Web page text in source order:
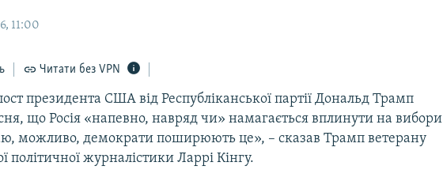
11:00
Читати без VPN
президента США від Республіканської партії Дональд Трамп
що Росія «напевно, навряд чи» намагається вплинути на вибори
можливо, демократи поширюють це», – сказав Трамп ветерану
політичної журналістики Ларрі Кінгу.